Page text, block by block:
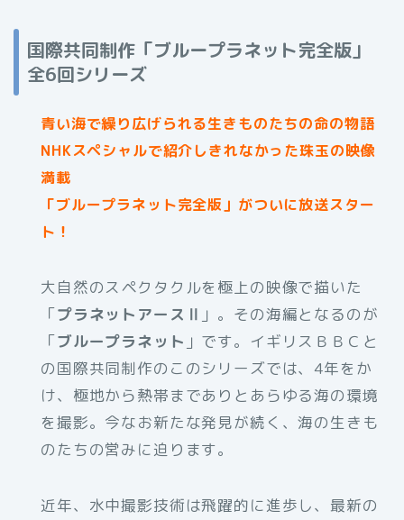
国際共同制作「ブループラネット完全版」
全6回シリーズ
青い海で繰り広げられる生きものたちの命の物語
NHKスペシャルで紹介しきれなかった珠玉の映像
満載
「ブループラネット完全版」がついに放送スター
ト！
大自然のスペクタクルを極上の映像で描いた
「プラネットアースⅡ 」。その海編となるのが
「ブループラネット 」です。イギリスＢＢＣと
の国際共同制作のこのシリーズでは、4年をか
け、極地から熱帯までありとあらゆる海の環境
を撮影。今なお新たな発見が続く、海の生きも
のたちの営みに迫ります。
近年、水中撮影技術は飛躍的に進歩し、最新の